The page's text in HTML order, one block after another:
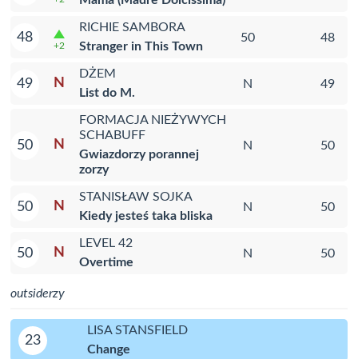
48
+2
RICHIE SAMBORA
Stranger in This Town
50 48
49 N
DŻEM
List do M.
N 49
50 N
FORMACJA NIEŻYWYCH
SCHABUFF
Gwiazdorzy porannej
zorzy
N 50
50 N
STANISŁAW SOJKA
Kiedy jesteś taka bliska
N 50
50 N
LEVEL 42
Overtime
N 50
outsiderzy
23
LISA STANSFIELD
Change